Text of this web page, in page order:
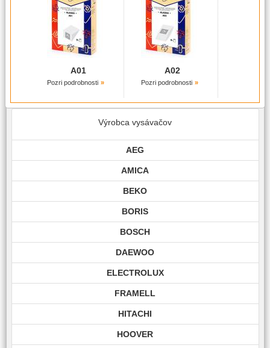
A01
Pozri podrobnosti
A02
Pozri podrobnosti
Výrobca vysávačov
AEG
AMICA
BEKO
BORIS
BOSCH
DAEWOO
ELECTROLUX
FRAMELL
HITACHI
HOOVER